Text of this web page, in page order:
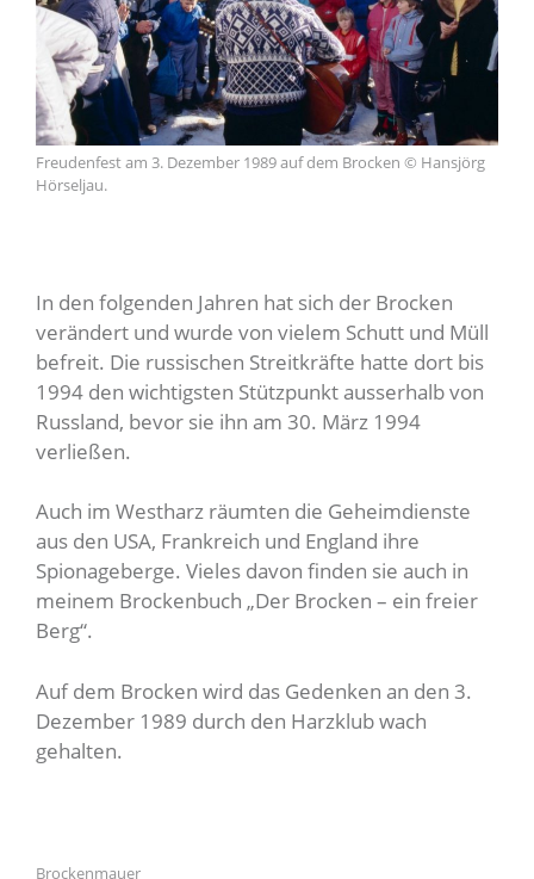
Freudenfest am 3. Dezember 1989 auf dem Brocken © Hansjörg
Hörseljau.
In den folgenden Jahren hat sich der Brocken
verändert und wurde von vielem Schutt und Müll
befreit. Die russischen Streitkräfte hatte dort bis
1994 den wichtigsten Stützpunkt ausserhalb von
Russland, bevor sie ihn am 30. März 1994
verließen.
Auch im Westharz räumten die Geheimdienste
aus den USA, Frankreich und England ihre
Spionageberge. Vieles davon finden sie auch in
meinem Brockenbuch „Der Brocken – ein freier
Berg“.
Auf dem Brocken wird das Gedenken an den 3.
Dezember 1989 durch den Harzklub wach
gehalten.
Brockenmauer